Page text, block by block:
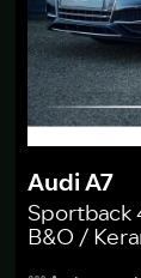
Audi A7
Sportback
B&O /